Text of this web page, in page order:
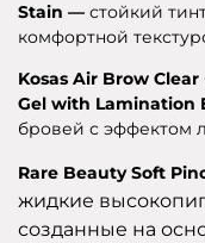
Stain — стойкий
комфортной
Kosas Air Brow
Gel with Lamination
бровей с эффектом
Rare Beauty Soft
жидкие
созданные на